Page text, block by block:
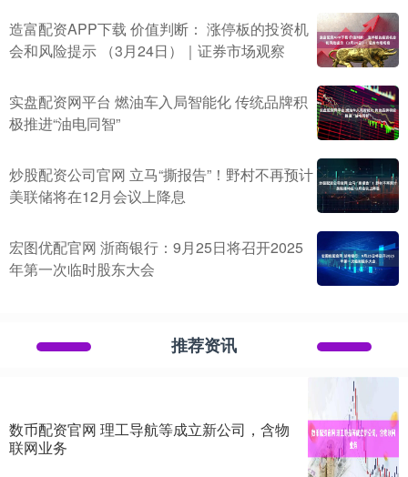
造富配资APP下载 价值判断： 涨停板的投资机
会和风险提示 （3月24日）｜证券市场观察
实盘配资网平台 燃油车入局智能化 传统品牌积
极推进“油电同智”
炒股配资公司官网 立马“撕报告”！野村不再预计
美联储将在12月会议上降息
宏图优配官网 浙商银行：9月25日将召开2025
年第一次临时股东大会
推荐资讯
数币配资官网 理工导航等成立新公司，含物
联网业务